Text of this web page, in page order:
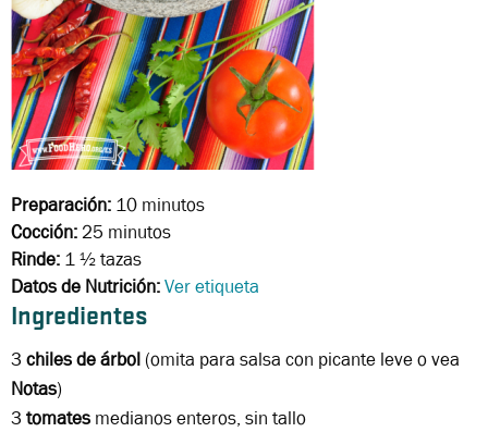
Preparación: 10 minutos
Cocción:25 minutos
Rinde: 1 ½ tazas
Datos de Nutrición:Ver etiqueta
Ingredientes
3 chiles de árbol (omita para salsa con picante leve o vea
Notas)
3 tomates medianos enteros, sin tallo